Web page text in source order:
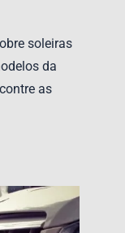
soleiras
da
as